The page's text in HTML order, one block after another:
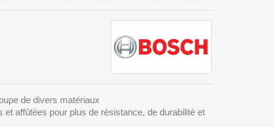
de divers matériaux
et affûtées pour plus de résistance, de durabilité et